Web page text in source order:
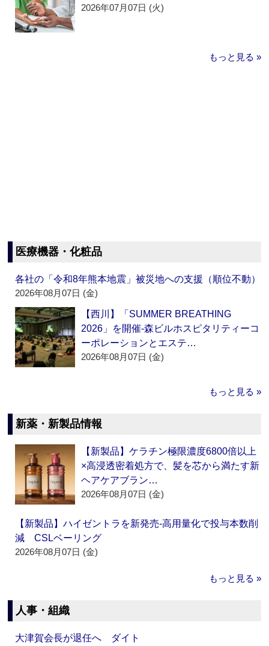
2026年07月07日 (火)
もっと見る »
医療機器・化粧品
各社の「令和8年熊本地震」被災地への支援（順位不動）
2026年08月07日 (金)
【西川】「SUMMER BREATHING
2026」を開催‐森ビルホスピタリティーコ
ーポレーションとエステ…
2026年08月07日 (金)
もっと見る »
新薬・新製品情報
【新製品】ケラチン極限濃度6800倍以上
×高浸透密着処方で、髪を芯から満たす新
ヘアケアブラン…
2026年08月07日 (金)
【新製品】ハイゼントラを新発売‐高用量化で投与本数削
減 CSLベーリング
2026年08月07日 (金)
もっと見る »
人事・組織
大津賀会長が退任へ ダイト